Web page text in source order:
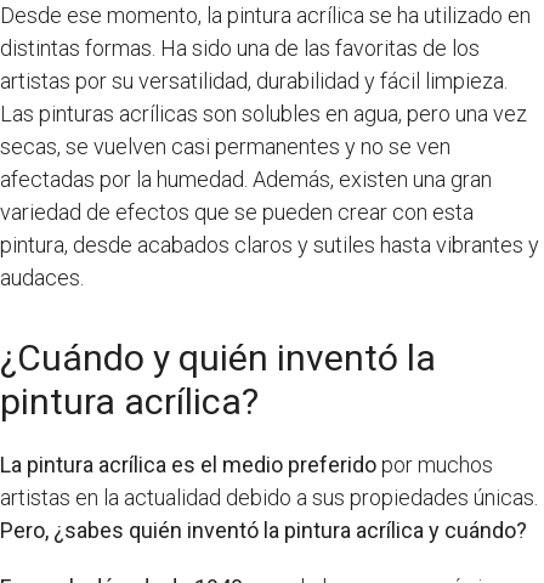
Desde ese momento, la pintura acrílica se ha utilizado en
distintas formas. Ha sido una de las favoritas de los
artistas por su versatilidad, durabilidad y fácil limpieza.
Las pinturas acrílicas son solubles en agua, pero una vez
secas, se vuelven casi permanentes y no se ven
afectadas por la humedad. Además, existen una gran
variedad de efectos que se pueden crear con esta
pintura, desde acabados claros y sutiles hasta vibrantes y
audaces.
¿Cuándo y quién inventó la
pintura acrílica?
La pintura acrílica es el medio preferidopor muchos
artistas en la actualidad debido a sus propiedades únicas.
Pero, ¿sabes quién inventó la pintura acrílica y cuándo?